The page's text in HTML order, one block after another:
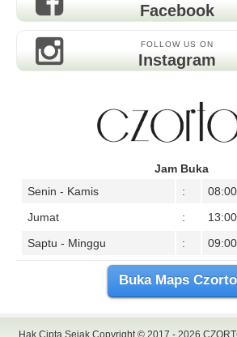
Facebook
FOLLOW US ON
Instagram
Jam Buka
Senin - Kamis
:
Jumat
:
Saptu - Minggu
:
Buka Maps
Hak Cipta Sejak Copyright © 2017 - 2026